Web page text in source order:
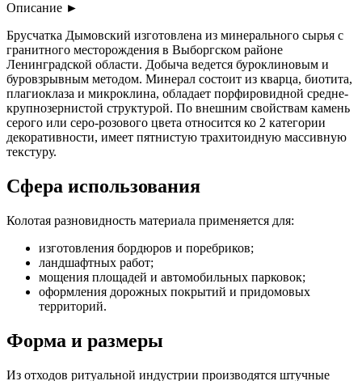
Описание ►
Брусчатка Дымовский изготовлена из минерального сырья с
гранитного месторождения в Выборгском районе
Ленинградской области. Добыча ведется буроклиновым и
буровзрывным методом. Минерал состоит из кварца, биотита,
плагиоклаза и микроклина, обладает порфировидной средне-
крупнозернистой структурой. По внешним свойствам камень
серого или серо-розового цвета относится ко 2 категории
декоративности, имеет пятнистую трахитоидную массивную
текстуру.
Сфера использования
Колотая разновидность материала применяется для:
изготовления бордюров и поребриков;
ландшафтных работ;
мощения площадей и автомобильных парковок;
оформления дорожных покрытий и придомовых
территорий.
Форма и размеры
Из отходов ритуальной индустрии производятся штучные